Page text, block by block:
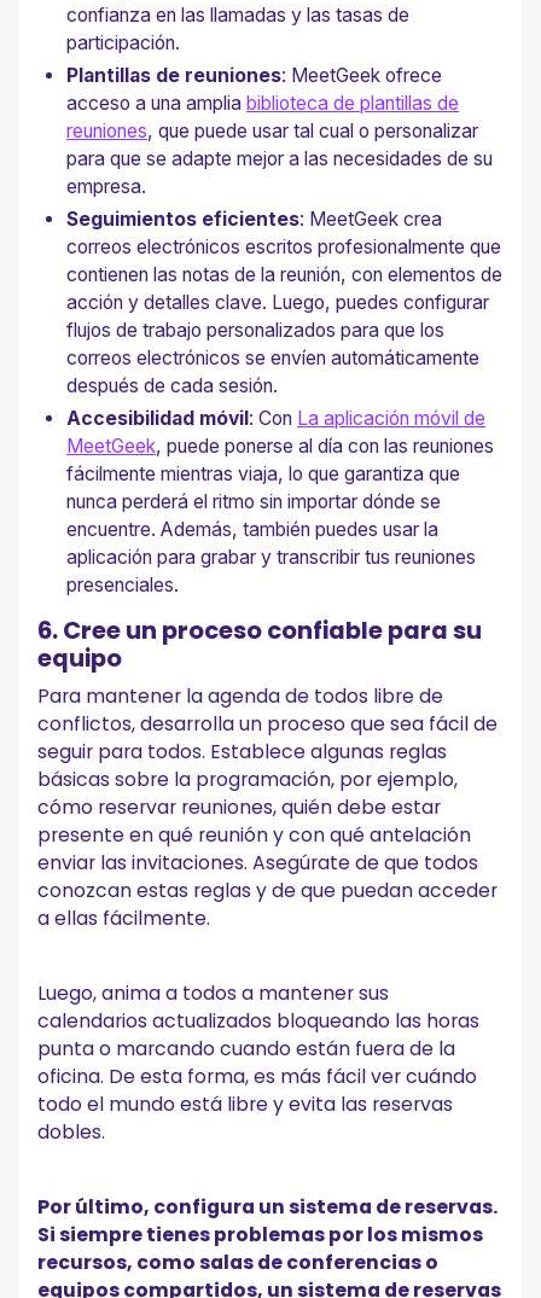
confianza en las llamadas y las tasas de
participación.
Plantillas de reuniones: MeetGeek ofrece
acceso a una ampliabiblioteca de plantillas de
reuniones, que puede usar tal cual o personalizar
para que se adapte mejor a las necesidades de su
empresa.
Seguimientos eficientes: MeetGeek crea
correos electrónicos escritos profesionalmente que
contienen las notas de la reunión, con elementos de
acción y detalles clave. Luego, puedes configurar
flujos de trabajo personalizados para que los
correos electrónicos se envíen automáticamente
después de cada sesión.
Accesibilidad móvil: Con La aplicación móvil de
MeetGeek, puede ponerse al día con las reuniones
fácilmente mientras viaja, lo que garantiza que
nunca perderá el ritmo sin importar dónde se
encuentre. Además, también puedes usar la
aplicación para grabar y transcribir tus reuniones
presenciales.
6. Cree un proceso confiable para su
equipo
Para mantener la agenda de todos libre de
conflictos, desarrolla un proceso que sea fácil de
seguir para todos. Establece algunas reglas
básicas sobre la programación, por ejemplo,
cómo reservar reuniones, quién debe estar
presente en qué reunión y con qué antelación
enviar las invitaciones. Asegúrate de que todos
conozcan estas reglas y de que puedan acceder
a ellas fácilmente.
Luego, anima a todos a mantener sus
calendarios actualizados bloqueando las horas
punta o marcando cuando están fuera de la
oficina. De esta forma, es más fácil ver cuándo
todo el mundo está libre y evita las reservas
dobles.
Por último, configura un sistema de reservas.
Si siempre tienes problemas por los mismos
recursos, como salas de conferencias o
equipos compartidos, un sistema de reservas